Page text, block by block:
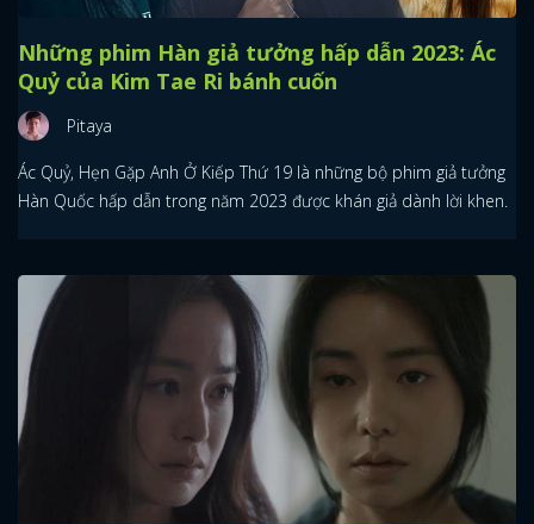
Những phim Hàn giả tưởng hấp dẫn 2023: Ác
Quỷ của Kim Tae Ri bánh cuốn
Pitaya
Ác Quỷ, Hẹn Gặp Anh Ở Kiếp Thứ 19 là những bộ phim giả tưởng
Hàn Quốc hấp dẫn trong năm 2023 được khán giả dành lời khen.